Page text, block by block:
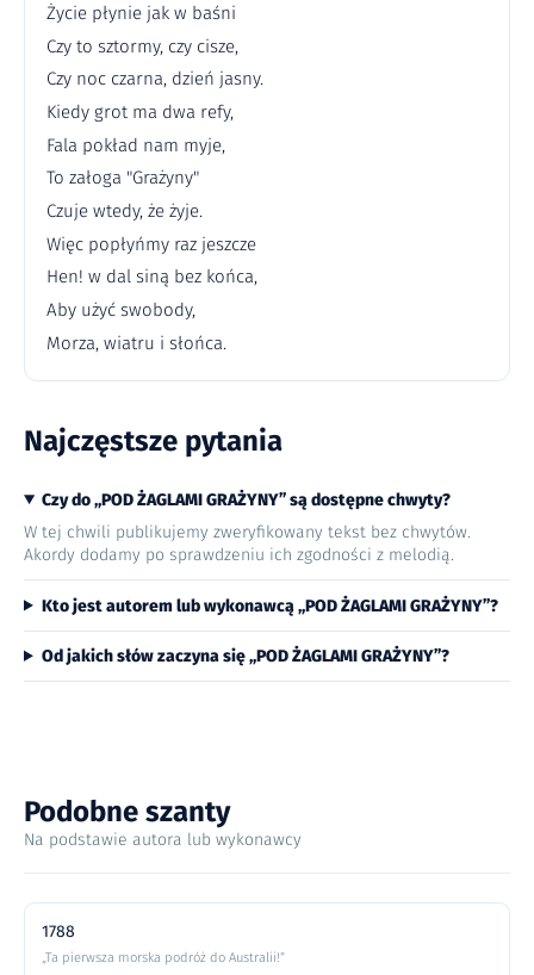
Życie płynie jak w baśni
Czy to sztormy, czy cisze,
Czy noc czarna, dzień jasny.
Kiedy grot ma dwa refy,
Fala pokład nam myje,
To załoga "Grażyny"
Czuje wtedy, że żyje.
Więc popłyńmy raz jeszcze
Hen! w dal siną bez końca,
Aby użyć swobody,
Morza, wiatru i słońca.
Najczęstsze pytania
Czy do „POD ŻAGLAMI GRAŻYNY” są dostępne chwyty?
W tej chwili publikujemy zweryfikowany tekst bez chwytów.
Akordy dodamy po sprawdzeniu ich zgodności z melodią.
Kto jest autorem lub wykonawcą „POD ŻAGLAMI GRAŻYNY”?
Od jakich słów zaczyna się „POD ŻAGLAMI GRAŻYNY”?
Podobne szanty
Na podstawie autora lub wykonawcy
1788
„Ta pierwsza morska podróż do Australii!”